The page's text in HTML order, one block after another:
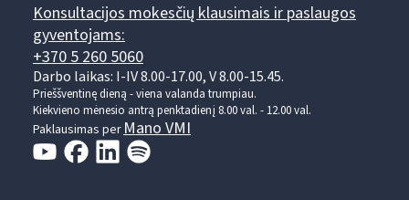
Konsultacijos mokesčių klausimais ir paslaugos
gyventojams:
+370 5 260 5060
Darbo laikas: I-IV 8.00-17.00, V 8.00-15.45.
Prieššventinę dieną - viena valanda trumpiau.
Kiekvieno mėnesio antrą penktadienį 8.00 val. - 12.00 val.
Paklausimas per Mano VMI